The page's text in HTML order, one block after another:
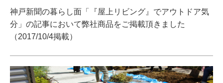
神戸新聞の暮らし面「『屋上リビング』でアウトドア気
分」の記事において弊社商品をご掲載頂きました
（2017/10/4掲載）